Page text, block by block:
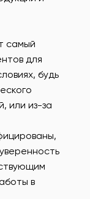
самый
для
будь
или из-за
в